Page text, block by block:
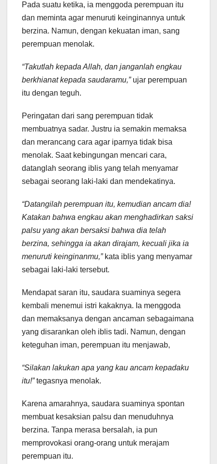
Pada suatu ketika, ia menggoda perempuan itu
dan meminta agar menuruti keinginannya untuk
berzina. Namun, dengan kekuatan iman, sang
perempuan menolak.
“Takutlah kepada Allah, dan janganlah engkau
berkhianat kepada saudaramu,”ujar perempuan
itu dengan teguh.
Peringatan dari sang perempuan tidak
membuatnya sadar. Justru ia semakin memaksa
dan merancang cara agar iparnya tidak bisa
menolak. Saat kebingungan mencari cara,
datanglah seorang iblis yang telah menyamar
sebagai seorang laki-laki dan mendekatinya.
“Datangilah perempuan itu, kemudian ancam dia!
Katakan bahwa engkau akan menghadirkan saksi
palsu yang akan bersaksi bahwa dia telah
berzina, sehingga ia akan dirajam, kecuali jika ia
menuruti keinginanmu,”kata iblis yang menyamar
sebagai laki-laki tersebut.
Mendapat saran itu, saudara suaminya segera
kembali menemui istri kakaknya. Ia menggoda
dan memaksanya dengan ancaman sebagaimana
yang disarankan oleh iblis tadi. Namun, dengan
keteguhan iman, perempuan itu menjawab,
“Silakan lakukan apa yang kau ancam kepadaku
itu!”tegasnya menolak.
Karena amarahnya, saudara suaminya spontan
membuat kesaksian palsu dan menuduhnya
berzina. Tanpa merasa bersalah, ia pun
memprovokasi orang-orang untuk merajam
perempuan itu.